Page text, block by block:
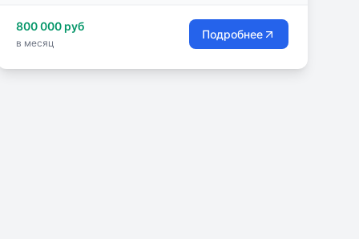
включительно. Серьезную часть школьной
жизни занимает дополнительное образование.
800 000 руб
в месяц
Подробнее